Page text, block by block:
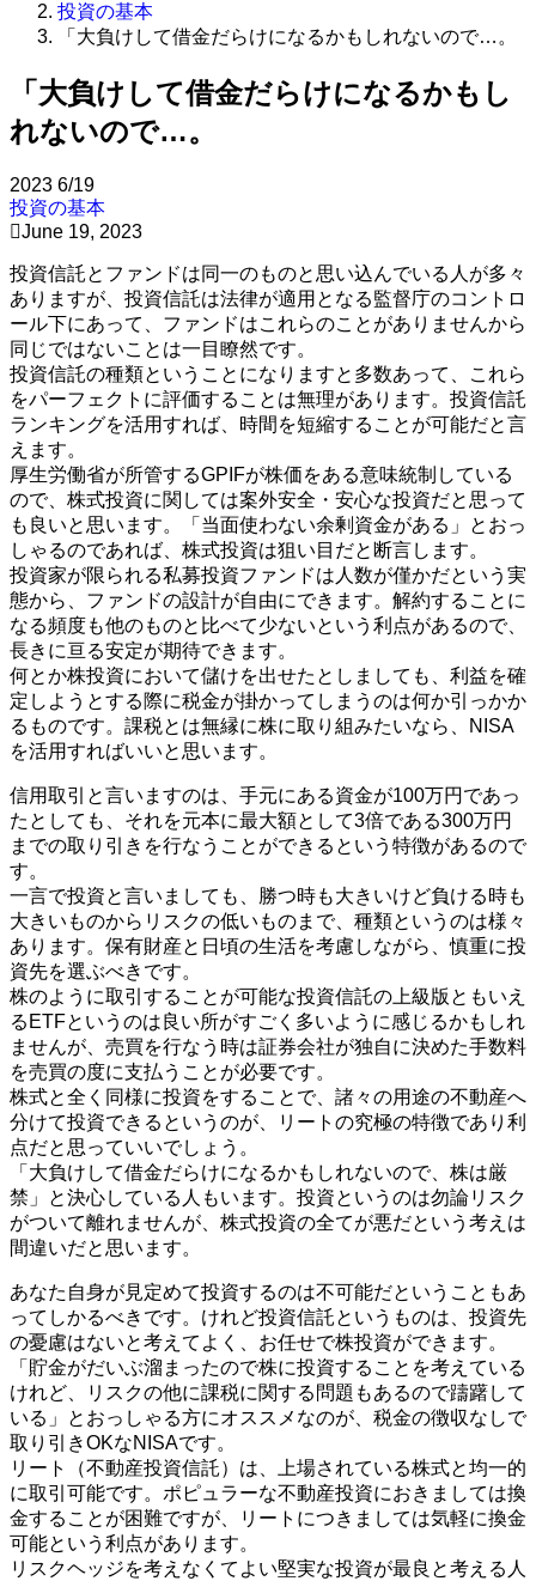
投資の基本
「大負けして借金だらけになるかもしれないので…。
「大負けして借金だらけになるかもし
れないので…。
2023 6/19
投資の基本
June 19, 2023
投資信託とファンドは同一のものと思い込んでいる人が多々
ありますが、投資信託は法律が適用となる監督庁のコントロ
ール下にあって、ファンドはこれらのことがありませんから
同じではないことは一目瞭然です。
投資信託の種類ということになりますと多数あって、これら
をパーフェクトに評価することは無理があります。投資信託
ランキングを活用すれば、時間を短縮することが可能だと言
えます。
厚生労働省が所管するGPIFが株価をある意味統制している
ので、株式投資に関しては案外安全・安心な投資だと思って
も良いと思います。「当面使わない余剰資金がある」とおっ
しゃるのであれば、株式投資は狙い目だと断言します。
投資家が限られる私募投資ファンドは人数が僅かだという実
態から、ファンドの設計が自由にできます。解約することに
なる頻度も他のものと比べて少ないという利点があるので、
長きに亘る安定が期待できます。
何とか株投資において儲けを出せたとしましても、利益を確
定しようとする際に税金が掛かってしまうのは何か引っかか
るものです。課税とは無縁に株に取り組みたいなら、NISA
を活用すればいいと思います。
信用取引と言いますのは、手元にある資金が100万円であっ
たとしても、それを元本に最大額として3倍である300万円
までの取り引きを行なうことができるという特徴があるので
す。
一言で投資と言いましても、勝つ時も大きいけど負ける時も
大きいものからリスクの低いものまで、種類というのは様々
あります。保有財産と日頃の生活を考慮しながら、慎重に投
資先を選ぶべきです。
株のように取引することが可能な投資信託の上級版ともいえ
るETFというのは良い所がすごく多いように感じるかもしれ
ませんが、売買を行なう時は証券会社が独自に決めた手数料
を売買の度に支払うことが必要です。
株式と全く同様に投資をすることで、諸々の用途の不動産へ
分けて投資できるというのが、リートの究極の特徴であり利
点だと思っていいでしょう。
「大負けして借金だらけになるかもしれないので、株は厳
禁」と決心している人もいます。投資というのは勿論リスク
がついて離れませんが、株式投資の全てが悪だという考えは
間違いだと思います。
あなた自身が見定めて投資するのは不可能だということもあ
ってしかるべきです。けれど投資信託というものは、投資先
の憂慮はないと考えてよく、お任せで株投資ができます。
「貯金がだいぶ溜まったので株に投資することを考えている
けれど、リスクの他に課税に関する問題もあるので躊躇して
いる」とおっしゃる方にオススメなのが、税金の徴収なしで
取り引きOKなNISAです。
リート（不動産投資信託）は、上場されている株式と均一的
に取引可能です。ポピュラーな不動産投資におきましては換
金することが困難ですが、リートにつきましては気軽に換金
可能という利点があります。
リスクヘッジを考えなくてよい堅実な投資が最良と考える人